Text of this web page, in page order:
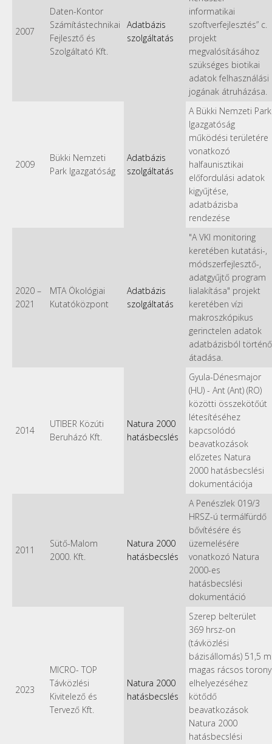
2007
Daten-Kontor
Számítástechnikai
Fejlesztő és
Szolgáltató Kft.
Adatbázis
szolgáltatás
informatikai
szoftverfejlesztés” c.
projekt
megvalósításához
szükséges biotikai
adatok felhasználási
jogának átruházása.
2009
Bükki Nemzeti
Park Igazgatóság
Adatbázis
szolgáltatás
A Bükki Nemzeti Park
Igazgatóság
működési területére
vonatkozó
halfaunisztikai
előfordulási adatok
kigyűjtése,
adatbázisba
rendezése
2020 –
2021
MTA Ökológiai
Kutatóközpont
Adatbázis
szolgáltatás
"A VKI monitoring
keretében kutatási-,
módszerfejlesztő-,
adatgyűjtő program
lialakítása" projekt
keretében vízi
makroszkópikus
gerinctelen adatok
adatbázisból történő
átadása.
2014
UTIBER Közúti
Beruházó Kft.
Natura 2000
hatásbecslés
Gyula-Dénesmajor
(HU) - Ant (Ant) (RO)
közötti összekötőút
létesítéséhez
kapcsolódó
beavatkozások
előzetes Natura
2000 hatásbecslési
dokumentációja
2011
Sütő-Malom
2000. Kft.
Natura 2000
hatásbecslés
A Penészlek 019/3
HRSZ-ú termálfürdő
bővítésére és
üzemelésére
vonatkozó Natura
2000-es
hatásbecslési
dokumentáció
2023
MICRO- TOP
Távközlési
Kivitelező és
Tervező Kft.
Natura 2000
hatásbecslés
Szerep belterület
369 hrsz-on
(távközlési
bázisállomás) 51,5 m
magas rácsos torony
elhelyezéséhez
kötődő
beavatkozások
Natura 2000
hatásbecslési